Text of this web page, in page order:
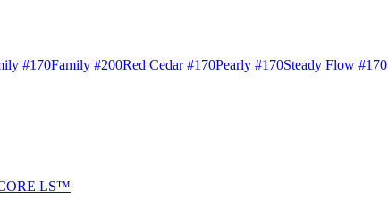
#170Family #200Red Cedar #170Pearly #170Steady Flow #170
LS™